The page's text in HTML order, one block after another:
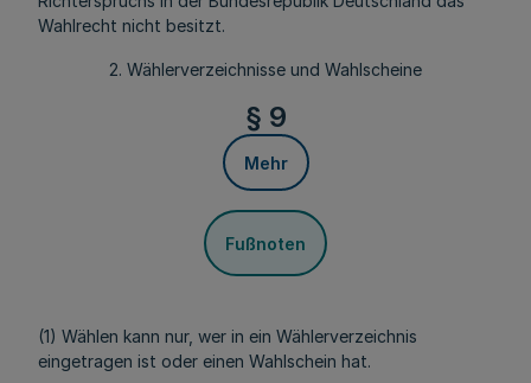
Wahlrecht nicht besitzt.
2. Wählerverzeichnisse und Wahlscheine
§ 9
Mehr
Fußnoten
(1) Wählen kann nur, wer in ein Wählerverzeichnis
eingetragen ist oder einen Wahlschein hat.